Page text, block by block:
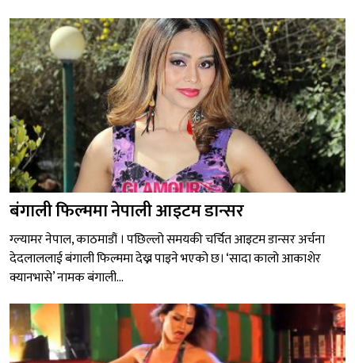
बंगाली फिल्ममा नेपाली आइटम डान्सर
ग्ल्यामर नेपाल, काठमाडौं । पछिल्लो समयकी चर्चित आइटम डान्सर अर्चना
देदलाललाई बंगाली फिल्ममा देख्न पाइने भएको छ। ‘सादा कालो आकाशेर
क्यानभासे’ नामक बंगाली...